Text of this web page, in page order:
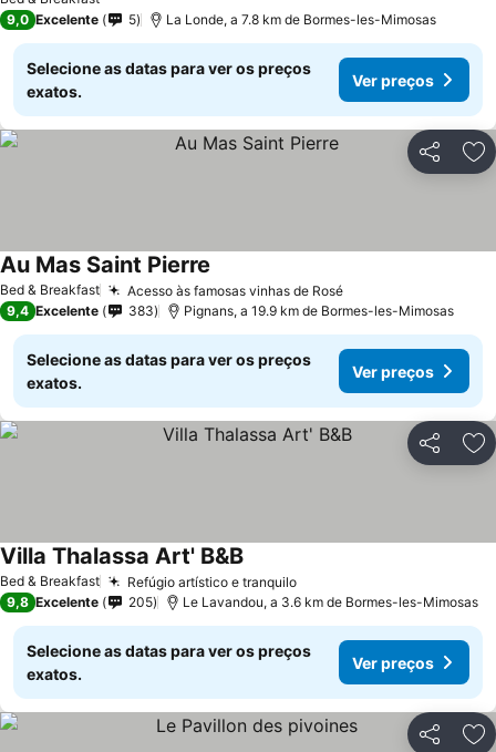
9,0 Excelente 5 La Londe, a 7.8 km de Bormes-les-Mimosas
Selecione as datas para ver os preços
exatos.
Ver preços
Partilhar
Bed & Breakfast Acesso às famosas vinhas de Rosé
Au Mas Saint Pierre
9,4 Excelente 383 Pignans, a 19.9 km de Bormes-les-Mimosas
Selecione as datas para ver os preços
exatos.
Ver preços
Partilhar
Bed & Breakfast Refúgio artístico e tranquilo
Villa Thalassa Art' B&B
9,8 Excelente 205 Le Lavandou, a 3.6 km de Bormes-les-Mimosas
Selecione as datas para ver os preços
exatos.
Ver preços
Partilhar